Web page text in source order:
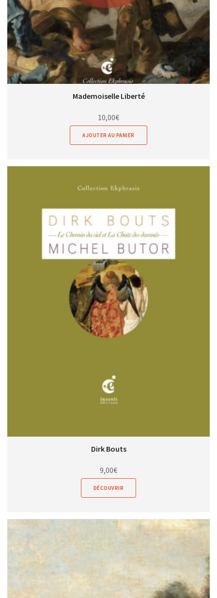
Mademoiselle Liberté
10,00€
AJOUTER AU PANIER
Dirk Bouts
9,00€
DÉCOUVRIR